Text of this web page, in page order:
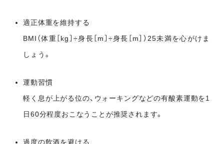
適正体重を維持する
BMI（体重［kg］÷身長［m］÷身長［m］）25未満を心がけま
しょう。
運動習慣
軽く息が上がる位の、ウォーキングなどの有酸素運動を1
日60分程度おこなうことが推奨されます。
過度の飲酒を避ける